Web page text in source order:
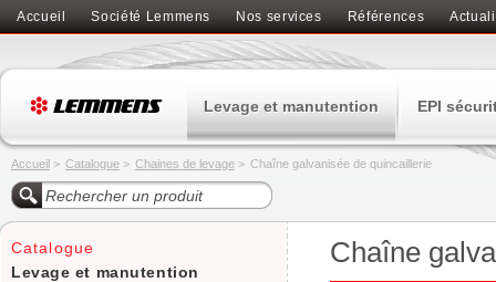
Accueil Société Lemmens Nos services Références
Levage et manutention EPI
Accueil > Catalogue > Chaines de levage > Chaîne galvanisée de quincaillerie
Catalogue
Levage et manutention
Chaîne